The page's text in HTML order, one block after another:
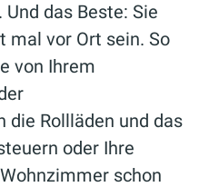
das Beste: Sie
mal vor Ort sein. So
von Ihrem
Rollläden und das
oder Ihre
schon